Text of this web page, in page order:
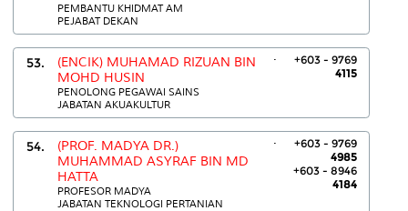
PEMBANTU KHIDMAT AM
PEJABAT DEKAN
53.
(ENCIK) MUHAMAD RIZUAN BIN
MOHD HUSIN
PENOLONG PEGAWAI SAINS
JABATAN AKUAKULTUR
.
+603 - 9769
4115
54.
(PROF. MADYA DR.)
MUHAMMAD ASYRAF BIN MD
HATTA
PROFESOR MADYA
JABATAN TEKNOLOGI PERTANIAN
.
+603 - 9769
4985
+603 - 8946
4184